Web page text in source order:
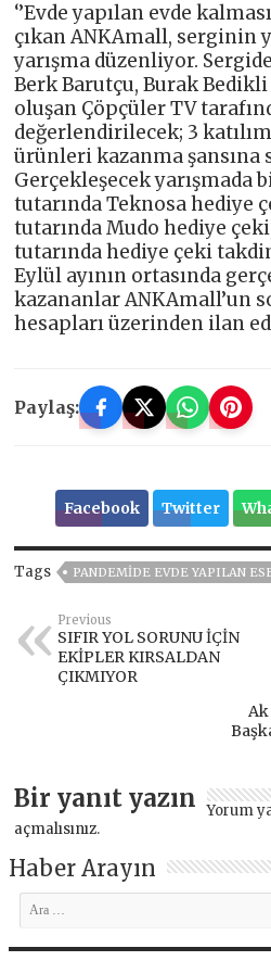
‘’Evde yapılan evde
çıkan ANKAmall, serginin
yarışma düzenliyor.
Berk Barutçu, Burak Bedikli
oluşan Çöpçüler TV
değerlendirilecek; 3
ürünleri kazanma şansına
Gerçekleşecek yarışmada
tutarında Teknosa hediye
tutarında Mudo hediye
tutarında hediye çeki
Eylül ayının ortasında
kazananlar ANKAmall’un
hesapları üzerinden ilan
Paylaş:
Facebook Twitter
Tags PANDEMİDE EVDE YAPILAN
Previous
SIFIR YOL SORUNU İÇİN
EKİPLER KIRSALDAN
ÇIKMIYOR
Bir yanıt yazın Yorum
açmalısınız.
Haber Arayın